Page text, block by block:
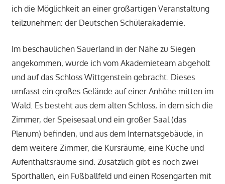
ich die Möglichkeit an einer großartigen Veranstaltung
teilzunehmen: der Deutschen Schülerakademie.
Im beschaulichen Sauerland in der Nähe zu Siegen
angekommen, wurde ich vom Akademieteam abgeholt
und auf das Schloss Wittgenstein gebracht. Dieses
umfasst ein großes Gelände auf einer Anhöhe mitten im
Wald. Es besteht aus dem alten Schloss, in dem sich die
Zimmer, der Speisesaal und ein großer Saal (das
Plenum) befinden, und aus dem Internatsgebäude, in
dem weitere Zimmer, die Kursräume, eine Küche und
Aufenthaltsräume sind. Zusätzlich gibt es noch zwei
Sporthallen, ein Fußballfeld und einen Rosengarten mit